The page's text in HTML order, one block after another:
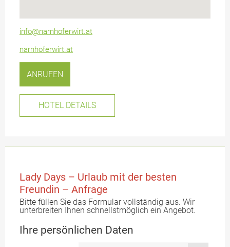
info@narnhoferwirt.at
narnhoferwirt.at
ANRUFEN
HOTEL DETAILS
Lady Days – Urlaub mit der besten
Freundin – Anfrage
Bitte füllen Sie das Formular vollständig aus. Wir
unterbreiten Ihnen schnellstmöglich ein Angebot.
Ihre persönlichen Daten